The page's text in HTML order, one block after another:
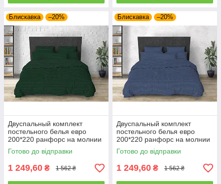
Блискавка –20%
Двуспальный комплект
постельного белья евро
200*220 ранфорс на молнии
(22626)
Готово до відправки
1 249,60 ₴ 1 562 ₴
Блискавка –20%
Двуспальный комплект
постельного белья евро
200*220 ранфорс на молнии
(22607)
Готово до відправки
1 249,60 ₴ 1 562 ₴